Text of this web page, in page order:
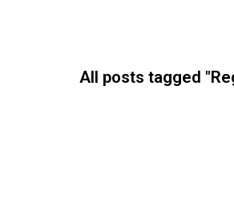
All posts tagged